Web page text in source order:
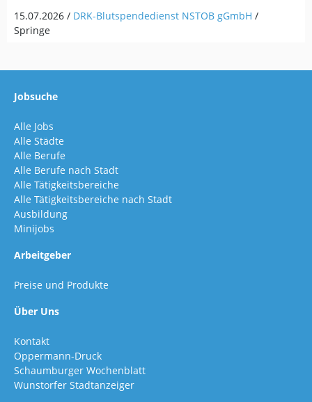
15.07.2026 / DRK-Blutspendedienst NSTOB gGmbH /
Springe
Jobsuche
Alle Jobs
Alle Städte
Alle Berufe
Alle Berufe nach Stadt
Alle Tätigkeitsbereiche
Alle Tätigkeitsbereiche nach Stadt
Ausbildung
Minijobs
Arbeitgeber
Preise und Produkte
Über Uns
Kontakt
Oppermann-Druck
Schaumburger Wochenblatt
Wunstorfer Stadtanzeiger